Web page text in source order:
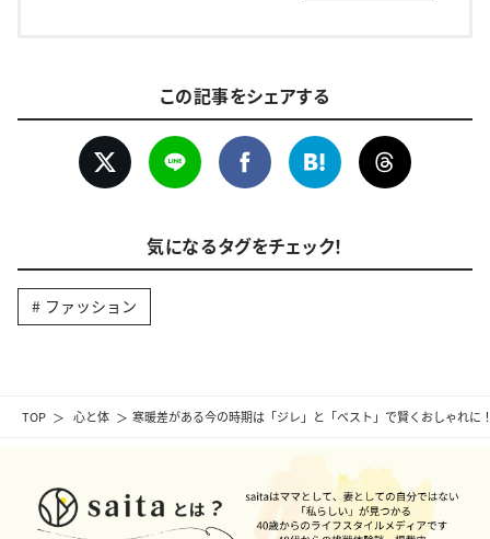
TOP 心と体 寒暖差がある今の時期は「ジレ」と「ベスト」で賢くおしゃれに
この記事をシェアする
気になるタグをチェック！
ファッション